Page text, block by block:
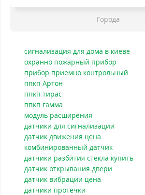
Города
сигнализация для дома в киеве
охранно пожарный прибор
прибор приемно контрольный
ппкп Артон
ппкп тирас
ппкп гамма
модуль расширения
датчики для сигнализации
датчик движения цена
комбинированный датчик
датчики разбития стекла купить
датчик открывания двери
датчик вибрации цена
датчики протечки